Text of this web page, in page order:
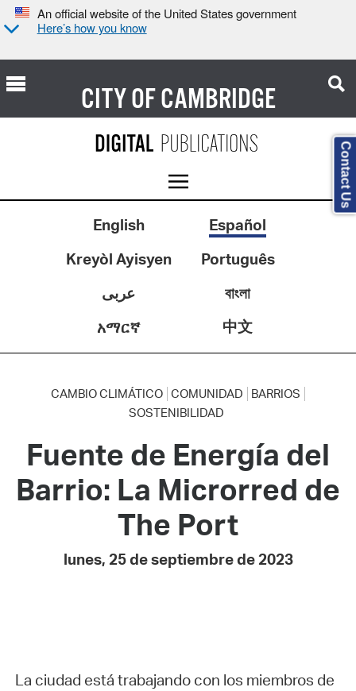
An official website of the United States government
Here’s how you know
CITY OFCAMBRIDGE
English
Español
Kreyòl Ayisyen
Português
عربى
বাংলা
አማርኛ
中文
CAMBIO CLIMÁTICO COMUNIDAD
BARRIOS
SOSTENIBILIDAD
Fuente de Energía del
Barrio: La Microrred de
The Port
lunes, 25 de septiembre de 2023
La ciudad está trabajando con los miembros de
Contact Us